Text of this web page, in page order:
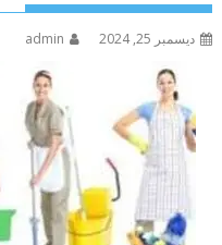
ديسمبر 25, 2024 admin